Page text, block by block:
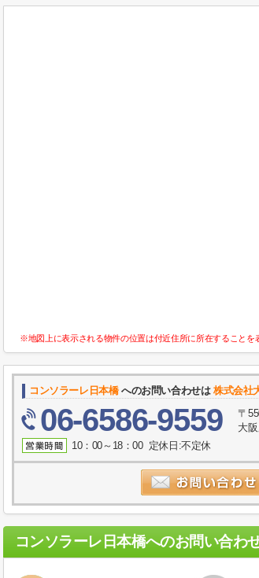
※地図上に表示される物件の位置は付近住所に所在することを
コンソラーレ日本橋へのお問い合わせは株式会社
06-6586-9559
〒
大
10：00～18：00 定休日:不定休
コンソラーレ日本橋へのお問い合わ